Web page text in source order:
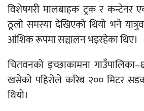
विशेषगरी मालबाहक ट्रक र कन्टेनर
ठूलो समस्या देखिएको थियो भने
आंशिक रूपमा सञ्चालन भइरहेका थिए।
चितवनको इच्छाकामना
खसेको पहिरोले करिब २०० मिटर
थियो।